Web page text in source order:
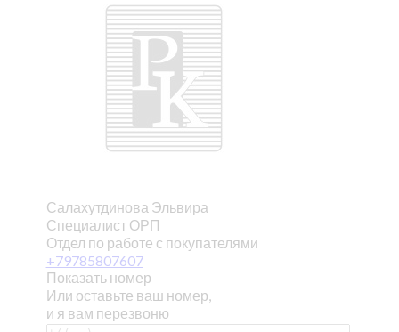
Салахутдинова Эльвира
Специалист ОРП
Отдел по работе с покупателями
+79785807607
Показать номер
Или оставьте ваш номер,
и я вам перезвоню